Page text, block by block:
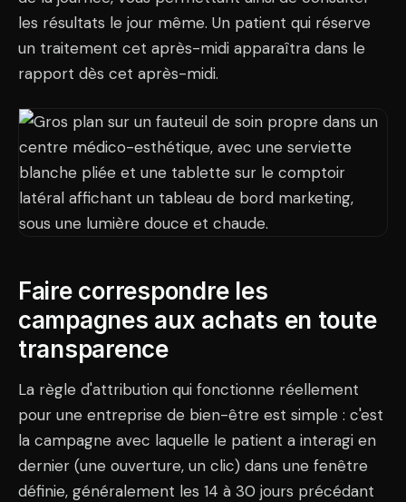
les résultats le jour même. Un patient qui réserve
un traitement cet après-midi apparaîtra dans le
rapport dès cet après-midi.
Faire correspondre les
campagnes aux achats en toute
transparence
La règle d'attribution qui fonctionne réellement
pour une entreprise de bien-être est simple : c'est
la campagne avec laquelle le patient a interagi en
dernier (une ouverture, un clic) dans une fenêtre
définie, généralement les 14 à 30 jours précédant